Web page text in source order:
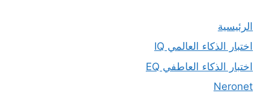
الرئيسية
اختبار الذكاء العالمي IQ
اختبار الذكاء العاطفي EQ
Neronet